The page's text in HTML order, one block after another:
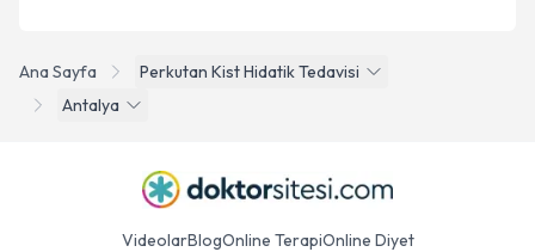
Ana Sayfa
Perkutan Kist Hidatik Tedavisi
Antalya
VideolarBlogOnline TerapiOnline Diyet